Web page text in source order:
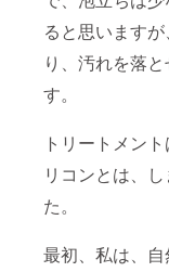
ると思います
り、汚れを落と
す。
トリートメン
リコンとは、
た。
最初、私は、